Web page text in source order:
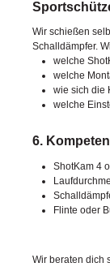
Wir schießen
Schalldämpfer.
welche
welche
wie sich die
welche
6.
ShotKam 4
Flinte oder
Wir beraten dich